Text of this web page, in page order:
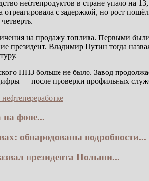
нефтепродуктов в стране упало на
с задержкой, но рост
на продажу топлива. Первыми
президент. Владимир Путин тогда
НПЗ больше не было. Завод
— после проверки профильных
на фоне...
обнародованы подробности...
президента Польши...